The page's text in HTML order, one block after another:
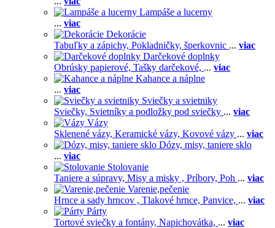
Lampáše a lucerny
... viac
Dekorácie
Tabuľky a zápichy, Pokladničky, šperkovnic ... viac
Darčekové doplnky
Obrúsky papierové, Tašky darčekové, ... viac
Kahance a náplne
... viac
Sviečky a svietniky
Sviečky, Svietníky a podložky pod sviečky ... viac
Vázy
Sklenené vázy, Keramické vázy, Kovové vázy ... viac
Dózy, misy, taniere sklo
... viac
Stolovanie
Taniere a súpravy, Misy a misky , Príbory, Poh ... viac
Varenie,pečenie
Hrnce a sady hrncov , Tlakové hrnce, Panvice, ... viac
Párty
Tortové sviečky a fontány, Napichovátka, ... viac